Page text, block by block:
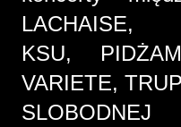
LACHAISE,
KSU,
VARIETE,
SLOBODNEJ